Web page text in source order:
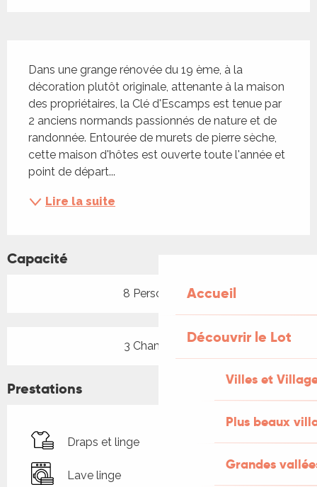
Accueil
Découvrir le Lot
Villes et
Plus beaux
Grandes
Dans une grange rénovée du 19 ème, à la
décoration plutôt originale, attenante à la maison
des propriétaires, la Clé d'Escamps est tenue par
2 anciens normands passionnés de nature et de
randonnée. Entourée de murets de pierre sèche,
cette maison d'hôtes est ouverte toute l'année et
point de départ...
Lire la suite
Capacité
8 Personne(s)
3 Chambre(s)
Prestations
Draps et linge
Lave linge